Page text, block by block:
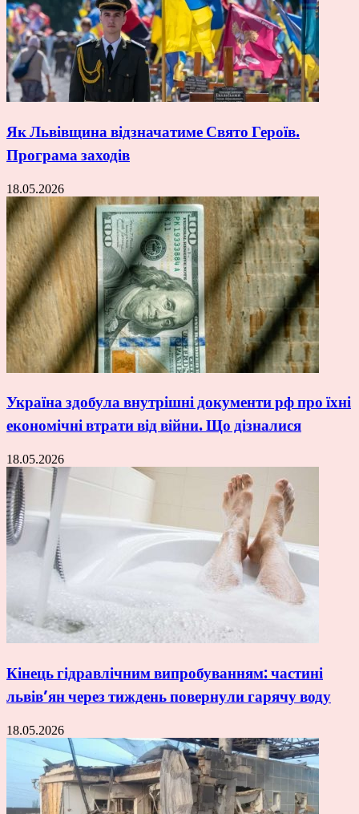
Як Львівщина відзначатиме Свято Героїв.
Програма заходів
18.05.2026
Україна здобула внутрішні документи рф про їхні
економічні втрати від війни. Що дізналися
18.05.2026
Кінець гідравлічним випробуванням: частині
львів’ян через тиждень повернули гарячу воду
18.05.2026